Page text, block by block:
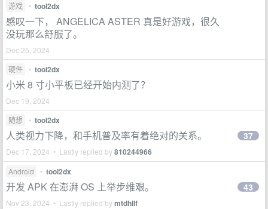
游戏 • tool2dx
感叹一下， ANGELICA ASTER 真是好游戏，很久
没玩那么舒服了。
Dec 25, 2024
硬件
• tool2dx
小米 8 寸小平板已经开始内测了？
Dec 19, 2024
随想
• tool2dx
人类视力下降，和手机普及率有着绝对的关系。
Dec 17, 2024 • Lastly replied by810244966
37
Android • tool2dx
开发 APK 在澎湃 OS 上举步维艰。
Nov 23, 2024 • Lastly replied bymtdhllf
43